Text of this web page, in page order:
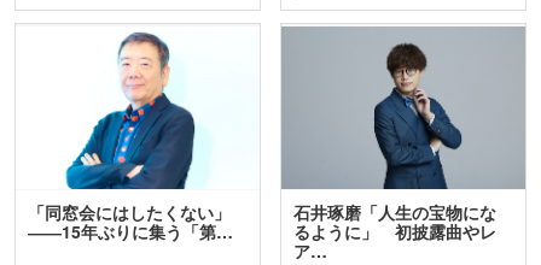
「同窓会にはしたくない」
――15年ぶりに集う「第…
石井琢磨「人生の宝物にな
るように」 初披露曲やレ
ア…